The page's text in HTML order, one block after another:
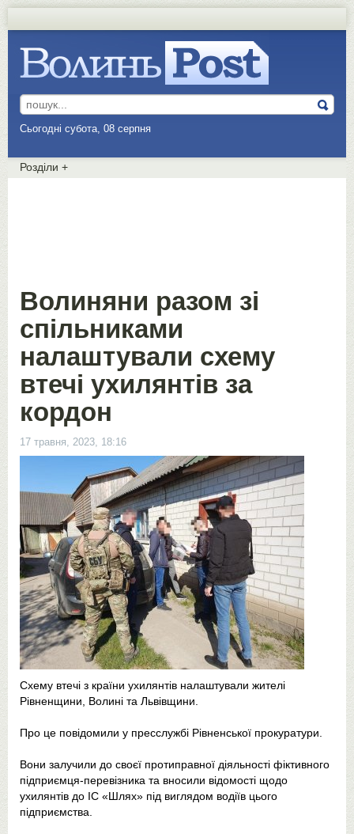
Сьогодні субота, 08 серпня
Розділи +
Волиняни разом зі
спільниками
налаштували схему
втечі ухилянтів за
кордон
17 травня, 2023, 18:16
Схему втечі з країни ухилянтів налаштували жителі
Рівненщини, Волині та Львівщини.
Про це повідомили у пресслужбі Рівненської прокуратури.
Вони залучили до своєї протиправної діяльності фіктивного
підприємця-перевізника та вносили відомості щодо
ухилянтів до ІС «Шлях» під виглядом водіїв цього
підприємства.